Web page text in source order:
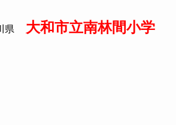
県
大和市立南林間小学